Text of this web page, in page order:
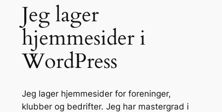
Jeg lager
hjemmesider i
WordPress
Jeg lager hjemmesider for foreninger,
klubber og bedrifter. Jeg har mastergrad i